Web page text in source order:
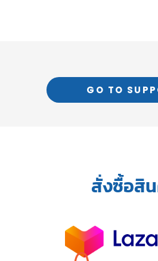
GO TO
สั่งซื้อสิ